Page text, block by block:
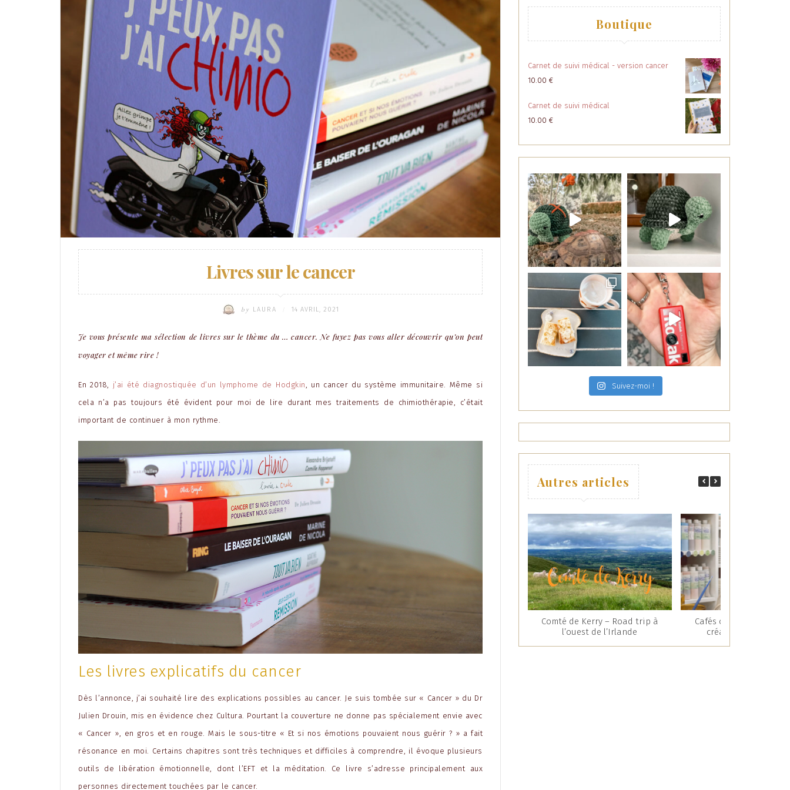
Livres sur le cancer
by LAURA 14 AVRIL, 2021
Je vous présente ma sélection de livres sur le thème du … cancer. Ne fuyez pas vous aller découvrir qu’on peut
voyager et même rire !
En 2018, j’ai été diagnostiquée d’un lymphome de Hodgkin, un cancer du système immunitaire. Même si
cela n’a pas toujours été évident pour moi de lire durant mes traitements de chimiothérapie, c’était
important de continuer à mon rythme.
Les livres explicatifs du cancer
Dès l’annonce, j’ai souhaité lire des explications possibles au cancer. Je suis tombée sur « Cancer » du Dr
Julien Drouin, mis en évidence chez Cultura. Pourtant la couverture ne donne pas spécialement envie avec
« Cancer », en gros et en rouge. Mais le sous-titre « Et si nos émotions pouvaient nous guérir ? » a fait
résonance en moi. Certains chapitres sont très techniques et difficiles à comprendre, il évoque plusieurs
outils de libération émotionnelle, dont l’EFT et la méditation. Ce livre s’adresse principalement aux
personnes directement touchées par le cancer.
Boutique
Carnet de suivi médical - version cancer
10.00 €
Carnet de suivi médical
10.00 €
Suivez-moi !
Autres articles
Comté de Kerry – Road trip à
l’ouest de l’Irlande
Cafés céramique : une
créative et